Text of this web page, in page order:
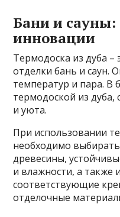
Бани и
инновации
Термодоска из дуба
отделки бань и саун.
температур и пара. В
термодоской из дуба,
и уюта.
При использовании
необходимо
древесины,
и влажности, а также
соответствующие
отделочные